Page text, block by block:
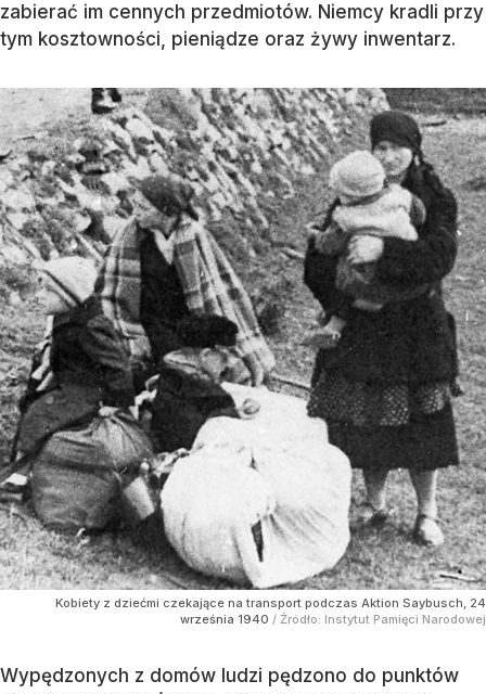
zabierać im cennych przedmiotów. Niemcy kradli przy
tym kosztowności, pieniądze oraz żywy inwentarz.
Kobiety z dziećmi czekające na transport podczas Aktion Saybusch, 24
września 1940 / Źródło: Instytut Pamięci Narodowej
Wypędzonych z domów ludzi pędzono do punktów